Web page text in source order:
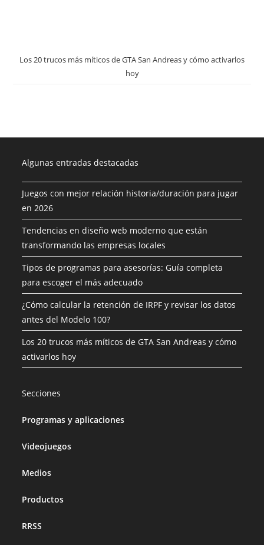
Los 20 trucos más míticos de GTA San Andreas y cómo activarlos
hoy
Algunas entradas destacadas
Juegos con mejor relación historia/duración para jugar
en 2026
Tendencias en diseño web moderno que están
transformando las empresas locales
Tipos de programas para asesorías: Guía completa
para escoger el más adecuado
¿Cómo calcular la retención de IRPF y revisar los datos
antes del Modelo 100?
Los 20 trucos más míticos de GTA San Andreas y cómo
activarlos hoy
Secciones
Programas y aplicaciones
Videojuegos
Medios
Productos
RRSS